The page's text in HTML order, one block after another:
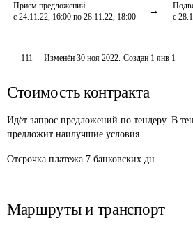
Приём предложений
с 24.11.22, 16:00 по 28.11.22, 18:00
с
111 Изменён30 ноя 2022. Создан 1 янв 1
Стоимость контракта
Идёт запрос предложений по тендеру. В
предложит наилучшие условия.
Отсрочка платежа 7 банковских дн.
Маршруты и транспорт